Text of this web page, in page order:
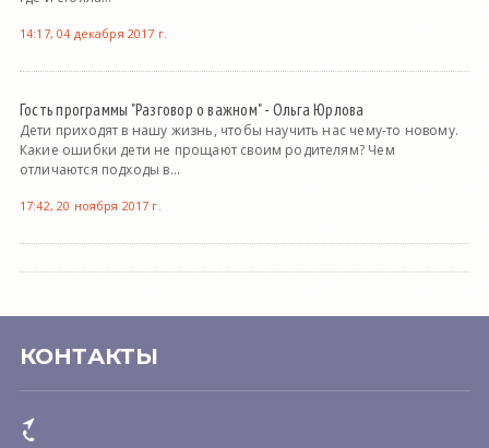
14:17, 04 декабря 2017 г.
Гость программы "Разговор о важном" - Ольга Юрлова
Дети приходят в нашу жизнь, чтобы научить нас чему-то новому.
Какие ошибки дети не прощают своим родителям? Чем
отличаются подходы в...
17:42, 20 ноября 2017 г.
КОНТАКТЫ